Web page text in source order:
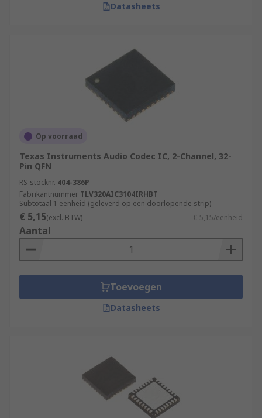
Datasheets
Op voorraad
Texas Instruments Audio Codec IC, 2-Channel, 32-
Pin QFN
RS-stocknr. 404-386P
Fabrikantnummer TLV320AIC3104IRHBT
Subtotaal 1 eenheid (geleverd op een doorlopende strip)
€ 5,15(excl. BTW) € 5,15/eenheid
Aantal
Toevoegen
Datasheets